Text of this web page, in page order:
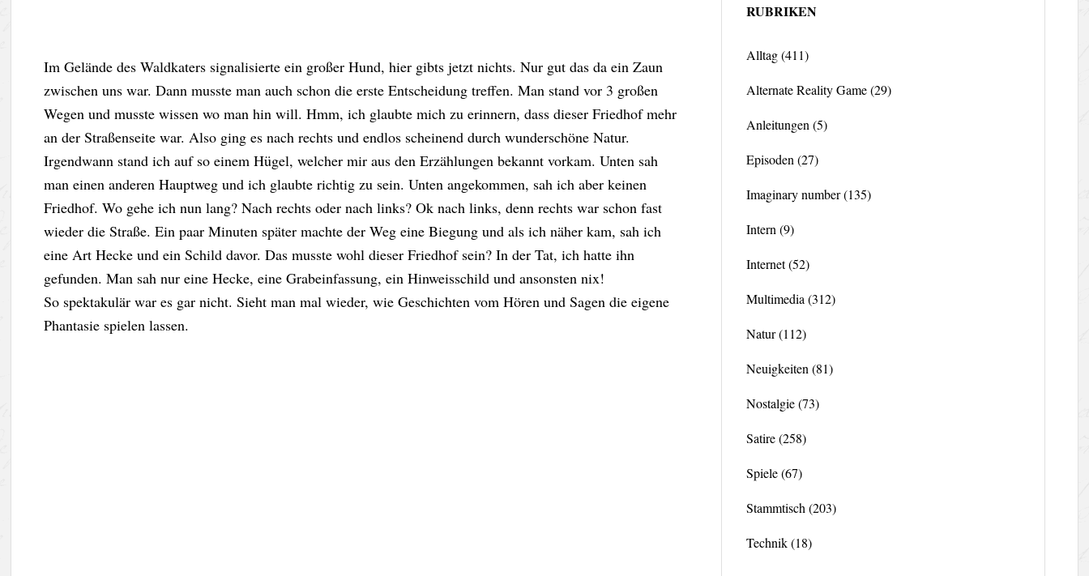
Im Gelände des Waldkaters signalisierte ein großer Hund, hier gibts jetzt nichts. Nur gut das da ein Zaun
zwischen uns war. Dann musste man auch schon die erste Entscheidung treffen. Man stand vor 3 großen
Wegen und musste wissen wo man hin will. Hmm, ich glaubte mich zu erinnern, dass dieser Friedhof mehr
an der Straßenseite war. Also ging es nach rechts und endlos scheinend durch wunderschöne Natur.
Irgendwann stand ich auf so einem Hügel, welcher mir aus den Erzählungen bekannt vorkam. Unten sah
man einen anderen Hauptweg und ich glaubte richtig zu sein. Unten angekommen, sah ich aber keinen
Friedhof. Wo gehe ich nun lang? Nach rechts oder nach links? Ok nach links, denn rechts war schon fast
wieder die Straße. Ein paar Minuten später machte der Weg eine Biegung und als ich näher kam, sah ich
eine Art Hecke und ein Schild davor. Das musste wohl dieser Friedhof sein? In der Tat, ich hatte ihn
gefunden. Man sah nur eine Hecke, eine Grabeinfassung, ein Hinweisschild und ansonsten nix!
So spektakulär war es gar nicht. Sieht man mal wieder, wie Geschichten vom Hören und Sagen die eigene
Phantasie spielen lassen.
RUBRIKEN
Alltag(411)
Alternate Reality Game(29)
Anleitungen (5)
Episoden (27)
Imaginary number(135)
Intern (9)
Internet(52)
Multimedia (312)
Natur(112)
Neuigkeiten (81)
Nostalgie(73)
Satire(258)
Spiele(67)
Stammtisch (203)
Technik(18)